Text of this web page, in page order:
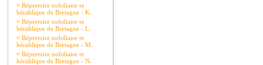
¤ Répertoire nobiliaire et
héraldique de Bretagne - K.
¤ Répertoire nobiliaire et
héraldique de Bretagne - L.
¤ Répertoire nobiliaire et
héraldique de Bretagne - M.
¤ Répertoire nobiliaire et
héraldique de Bretagne - N.